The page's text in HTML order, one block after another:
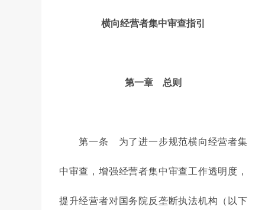
横向经营者集中审查指引
第一章 总则
第一条 为了进一步规范横向经营者集
中审查，增强经营者集中审查工作透明度，
提升经营者对国务院反垄断执法机构（以下